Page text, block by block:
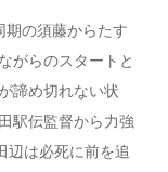
期の須藤からたす
がらのスタートと
諦め切れない状
駅伝監督から力強
辺は必死に前を追